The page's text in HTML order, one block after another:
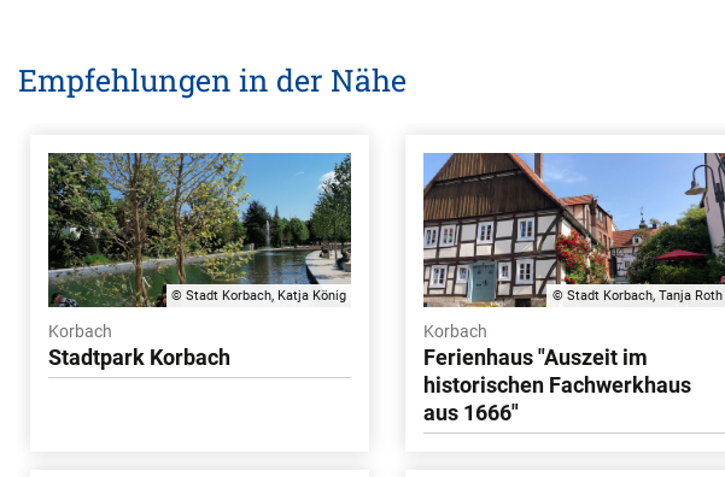
Empfehlungen in der Nähe
© Stadt Korbach, Katja König
Korbach
Stadtpark Korbach
© Stadt Korbach, Tanja Roth
Korbach
Ferienhaus "Auszeit im
historischen Fachwerkhaus
aus 1666"